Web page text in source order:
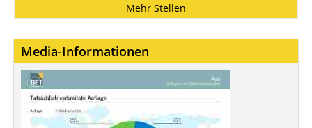
Mehr Stellen
Media-Informationen